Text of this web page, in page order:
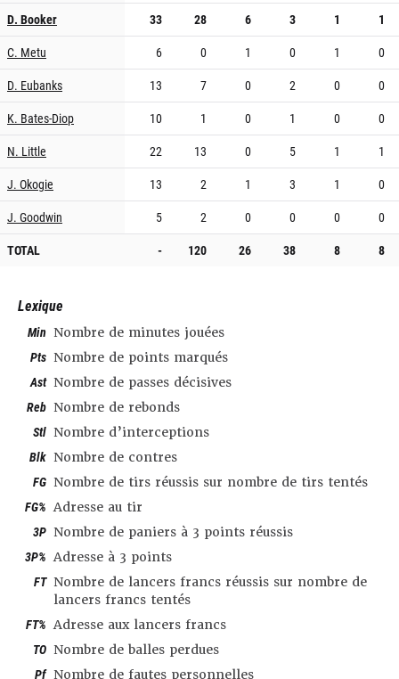
D. Booker
33 28 6 3 1
1
C. Metu
6 0 1 0 1
0
D. Eubanks
13 7 0 2 0
0
K. Bates-Diop
10 1 0 1 0
0
N. Little
22 13 0 5 1
1
J. Okogie
13 2 1 3 1
0
J. Goodwin
5 2 0 0 0
0
TOTAL
- 120 26 38 8 8
Lexique
Min Nombre de minutes jouées
Pts Nombre de points marqués
Ast Nombre de passes décisives
Reb Nombre de rebonds
Stl Nombre d’interceptions
Blk Nombre de contres
FG Nombre de tirs réussis sur nombre de tirs tentés
FG% Adresse au tir
3P Nombre de paniers à 3 points réussis
3P% Adresse à 3 points
FT Nombre de lancers francs réussis sur nombre de
lancers francs tentés
FT% Adresse aux lancers francs
TO Nombre de balles perdues
Pf Nombre de fautes personnelles